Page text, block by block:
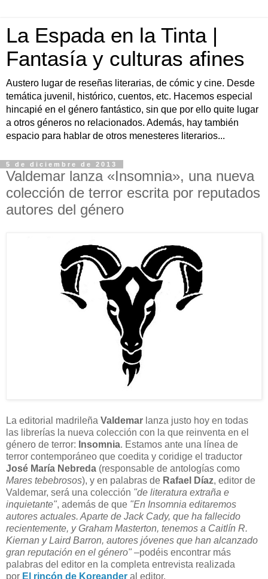
La Espada en la Tinta |
Fantasía y culturas afines
Austero lugar de reseñas literarias, de cómic y cine. Desde
temática juvenil, histórico, cuentos, etc. Hacemos especial
hincapié en el género fantástico, sin que por ello quite lugar
a otros géneros no relacionados. Además, hay también
espacio para hablar de otros menesteres literarios...
5 de diciembre de 2013
Valdemar lanza «Insomnia», una nueva
colección de terror escrita por reputados
autores del género
La editorial madrileña Valdemar lanza justo hoy en todas
las librerías la nueva colección con la que reinventa en el
género de terror: Insomnia. Estamos ante una línea de
terror contemporáneo que coedita y coridige el traductor
José María Nebreda (responsable de antologías como
Mares tebebrosos), y en palabras de Rafael Díaz, editor de
Valdemar, será una colección "de literatura extraña e
inquietante", además de que "En Insomnia editaremos
autores actuales. Aparte de Jack Cady, que ha fallecido
recientemente, y Graham Masterton, tenemos a Caitlín R.
Kiernan y Laird Barron, autores jóvenes que han alcanzado
gran reputación en el género" –podéis encontrar más
palabras del editor en la completa entrevista realizada
por El rincón de Koreander al editor.